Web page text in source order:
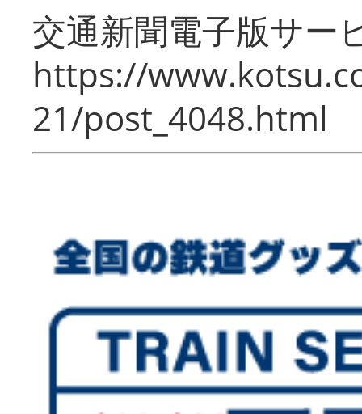
交通新聞電子版サー
https://
21/post_4048.html